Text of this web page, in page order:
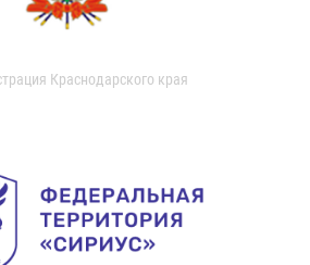
Краснодарского края